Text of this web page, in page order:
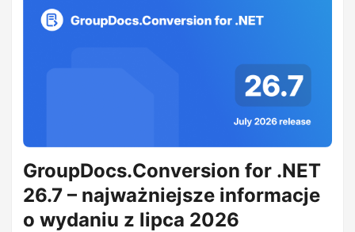
GroupDocs.Conversion for .NET
26.7 – najważniejsze informacje
o wydaniu z lipca 2026